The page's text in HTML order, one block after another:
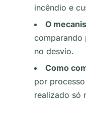
incêndio e
O
comparando
no desvio.
Como
por
realizado só